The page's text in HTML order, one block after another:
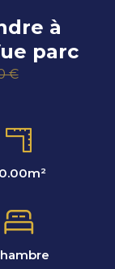
à
parc
€
m²